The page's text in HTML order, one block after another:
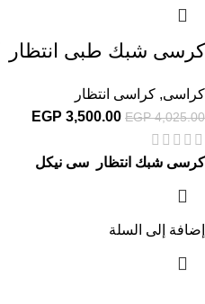
كرسى شبك طبى انتظار
كراسى, كراسى انتظار
EGP4,025.00
EGP 3,500.00
كرسى شبك انتظار سى نيكل
إضافة إلى السلة